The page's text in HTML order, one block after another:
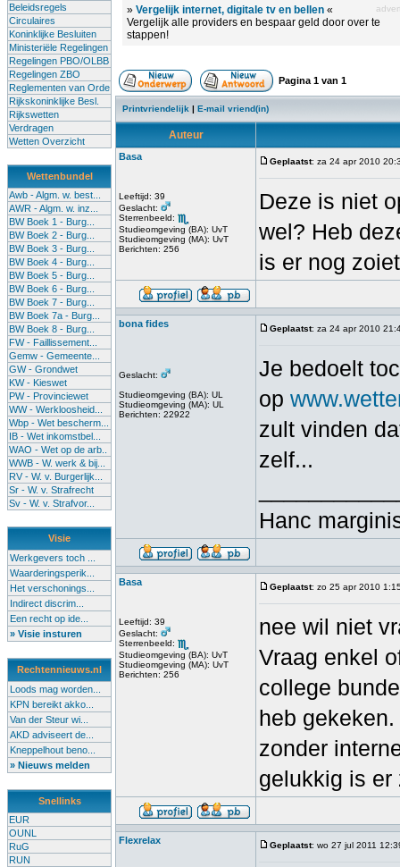
Beleidsregels
Circulaires
Koninklijke Besluiten
Ministeriële Regelingen
Regelingen PBO/OLBB
Regelingen ZBO
Reglementen van Orde
Rijkskoninklijke Besl.
Rijkswetten
Verdragen
Wetten Overzicht
Wettenbundel
Awb - Algm. w. best...
AWR - Algm. w. inz...
BW Boek 1 - Burg...
BW Boek 2 - Burg...
BW Boek 3 - Burg...
BW Boek 4 - Burg...
BW Boek 5 - Burg...
BW Boek 6 - Burg...
BW Boek 7 - Burg...
BW Boek 7a - Burg...
BW Boek 8 - Burg...
FW - Faillissement...
Gemw - Gemeente...
GW - Grondwet
KW - Kieswet
PW - Provinciewet
WW - Werkloosheid...
Wbp - Wet bescherm...
IB - Wet inkomstbel...
WAO - Wet op de arb..
WWB - W. werk & bij...
RV - W. v. Burgerlijk...
Sr - W. v. Strafrecht
Sv - W. v. Strafvor...
Visie
Werkgevers toch ...
Waarderingsperik...
Het verschonings...
Indirect discrim...
Een recht op ide...
» Visie insturen
Rechtennieuws.nl
Loods mag worden...
KPN bereikt akko...
Van der Steur wi...
AKD adviseert de...
Kneppelhout beno...
» Nieuws melden
Snellinks
EUR
OUNL
RuG
RUN
» Vergelijk internet, digitale tv en bellen «
Vergelijk alle providers en bespaar geld door over te
stappen!
Pagina 1 van 1
Printvriendelijk | E-mail vriend(in)
Auteur
Basa
Leeftijd: 39
Geslacht:
Sterrenbeeld:
Studieomgeving (BA): UvT
Studieomgeving (MA): UvT
Berichten: 256
Geplaatst: za 24 apr 2010
Deze is niet
wel? Heb
is er nog
bona fides
Geslacht:
Studieomgeving (BA): UL
Studieomgeving (MA): UL
Berichten: 22922
Geplaatst: za 24 apr 2010
Je bedoelt
op
zult vinden
zelf...
Hanc
Basa
Leeftijd: 39
Geslacht:
Sterrenbeeld:
Studieomgeving (BA): UvT
Studieomgeving (MA): UvT
Berichten: 256
Geplaatst: zo 25 apr 2010
nee wil niet
Vraag enkel
college
heb
zonder
gelukkig is
Flexrelax Geplaatst: wo 27 jul 2011